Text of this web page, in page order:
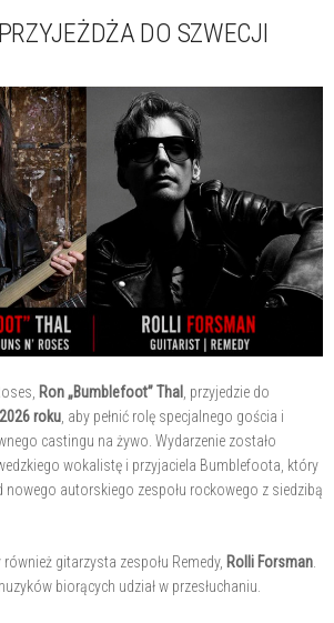
DO SZWECJI
Ron „Bumblefoot” Thal
, przyjedzie do
roku , aby pełnić rolę specjalnego gościa i
castingu na żywo. Wydarzenie zostało
wokalistę i przyjaciela Bumblefoota, który
nowego autorskiego zespołu rockowego z siedzibą
gitarzysta zespołu Remedy, Rolli Forsman
biorących udział w przesłuchaniu.